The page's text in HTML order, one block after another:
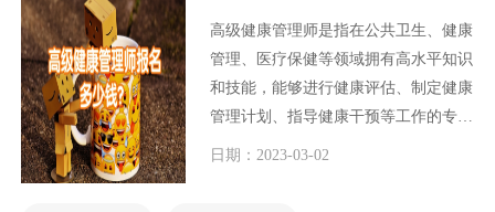
高级健康管理师是指在公共卫生、健康
管理、医疗保健等领域拥有高水平知识
和技能，能够进行健康评估、制定健康
管理计划、指导健康干预等工作的专业
人士。这是一项非常重要的工作，因为
日期：2023-03-02